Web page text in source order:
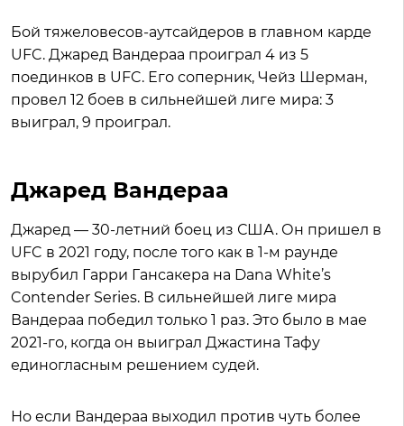
Бой тяжеловесов-аутсайдеров в главном карде
UFC. Джаред Вандераа проиграл 4 из 5
поединков в UFC. Его соперник, Чейз Шерман,
провел 12 боев в сильнейшей лиге мира: 3
выиграл, 9 проиграл.
Джаред Вандераа
Джаред — 30-летний боец из США. Он пришел в
UFC в 2021 году, после того как в 1-м раунде
вырубил Гарри Гансакера на Dana White’s
Contender Series. В сильнейшей лиге мира
Вандераа победил только 1 раз. Это было в мае
2021-го, когда он выиграл Джастина Тафу
единогласным решением судей.
Но если Вандераа выходил против чуть более